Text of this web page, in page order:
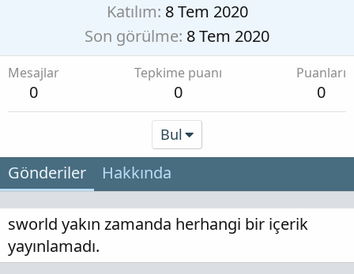
Katılım 8 Tem 2020
Son görülme 8 Tem 2020
Mesajlar
0
Tepkime puanı
0
Puanları
0
Bul
Gönderiler Hakkında
sworld yakın zamanda herhangi bir içerik
yayınlamadı.